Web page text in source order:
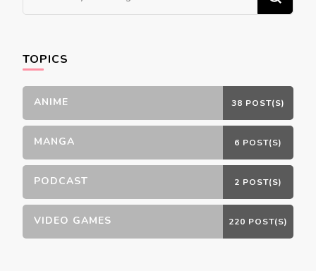
for
TOPICS
ANIME 38 POST(S)
MANGA 6 POST(S)
PODCAST 2 POST(S)
VIDEO GAMES 220 POST(S)